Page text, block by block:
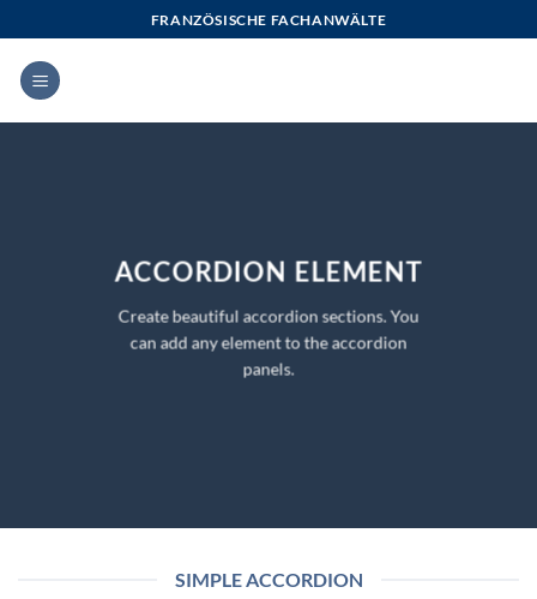
Inhalt
springen
FRANZÖSISCHE FACHANWÄLTE
ACCORDION ELEMENT
Create beautiful accordion sections. You
can add any element to the accordion
panels.
SIMPLE ACCORDION